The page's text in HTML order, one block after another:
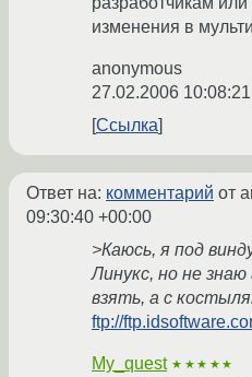
изменения в
anonymous
27.02.2006
Ссылка
Ответ на: комментарий от
09:30:40 +00:00
>Каюсь, я под
Линукс, но не
взять, а с
ftp://
My_quest ★★★★★